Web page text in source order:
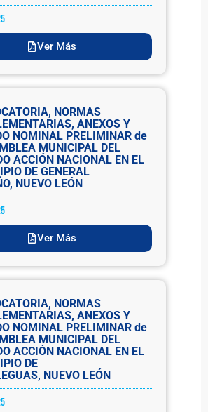
Ver Más
NORMAS
ANEXOS Y
NOMINAL PRELIMINAR de
MUNICIPAL DEL
ACCIÓN NACIONAL EN EL
DE GENERAL
NUEVO LEÓN
Ver Más
NORMAS
ANEXOS Y
NOMINAL PRELIMINAR de
MUNICIPAL DEL
ACCIÓN NACIONAL EN EL
DE
NUEVO LEÓN